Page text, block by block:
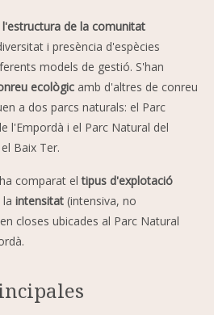
de la comunitat
i presència d'espècies
models de gestió. S'han
ecològic amb d'altres de conreu
a dos parcs naturals: el Parc
l'Empordà i el Parc Natural del
Baix Ter.
comparat eltipus d'explotació
intensitat (intensiva, no
closes ubicades al Parc Natural